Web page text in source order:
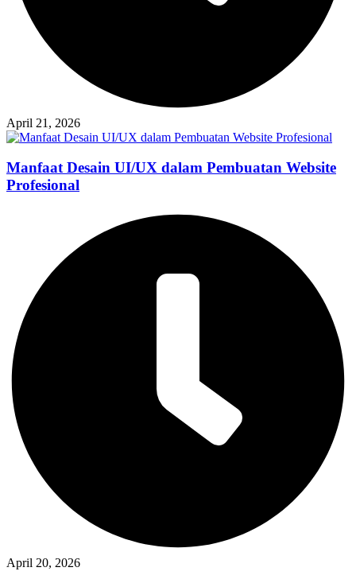
April 21, 2026
Manfaat Desain UI/UX dalam Pembuatan Website
Profesional
April 20, 2026